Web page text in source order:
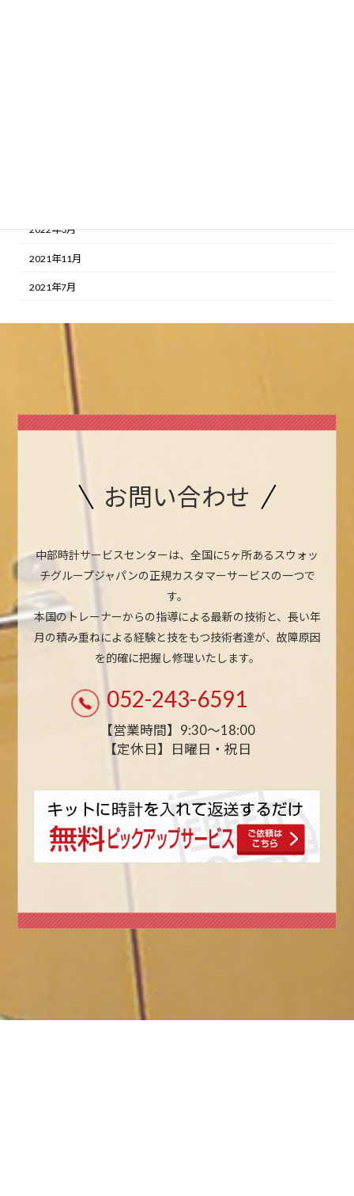
2022年3月
2021年11月
2021年7月
お問い合わせ
中部時計サービスセンターは、全国に5ヶ所あるスウォッ
チグループジャパンの正規カスタマーサービスの一つで
す。
本国のトレーナーからの指導による最新の技術と、長い年
月の積み重ねによる経験と技をもつ技術者達が、故障原因
を的確に把握し修理いたします。
052-243-6591
【営業時間】9:30〜18:00
【定休日】日曜日・祝日